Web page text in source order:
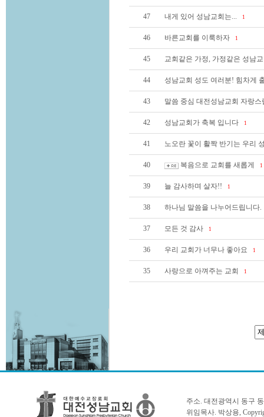
47 내게 있어 성남교회는... 1
46 바른교회를 이룩하자 1
45 교회같은 가정, 가정같은 성남
44 성남교회 성도 여러분! 힘차게
43 말씀 중심 대전성남교회 자랑
42 성남교회가 축복 입니다 1
41 노오란 꽃이 활짝 반기는 우리
40 복음으로 교회를 새롭게 1
39 늘 감사하며 살자!! 1
38 하나님 말씀을 나누어드립니다.
37 모든 것 감사 1
36 우리 교회가 너무나 좋아요 1
35 사랑으로 아껴주는 교회 1
주소. 대전광역시 동구 동
위임목사. 박상용,